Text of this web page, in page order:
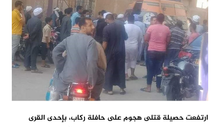
ارتفعت حصيلة قتلى هجوم على حافلة ركاب، بإحدى القرى